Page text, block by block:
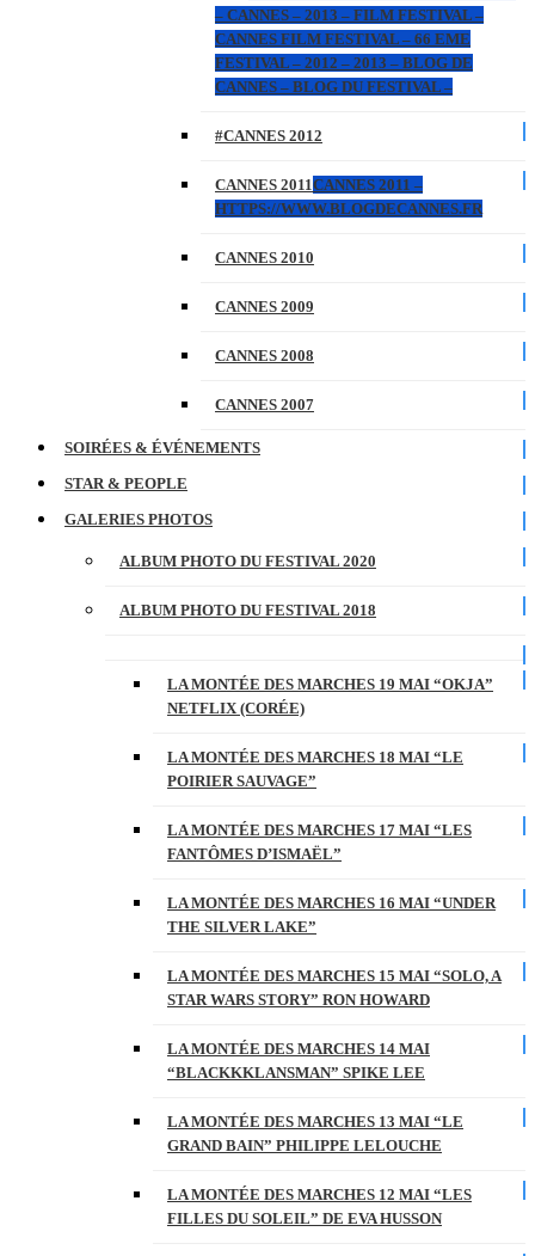
– CANNES – 2013 – FILM FESTIVAL –
CANNES FILM FESTIVAL – 66 EME
FESTIVAL – 2012 – 2013 – BLOG DE
CANNES – BLOG DU FESTIVAL –
#CANNES 2012
CANNES 2011CANNES 2011 –
HTTPS://WWW.BLOGDECANNES.FR
CANNES 2010
CANNES 2009
CANNES 2008
CANNES 2007
SOIRÉES & ÉVÉNEMENTS
STAR & PEOPLE
GALERIES PHOTOS
ALBUM PHOTO DU FESTIVAL 2020
ALBUM PHOTO DU FESTIVAL 2018
LA MONTÉE DES MARCHES 19 MAI “OKJA”
NETFLIX (CORÉE)
LA MONTÉE DES MARCHES 18 MAI “LE
POIRIER SAUVAGE”
LA MONTÉE DES MARCHES 17 MAI “LES
FANTÔMES D’ISMAËL”
LA MONTÉE DES MARCHES 16 MAI “UNDER
THE SILVER LAKE”
LA MONTÉE DES MARCHES 15 MAI “SOLO, A
STAR WARS STORY” RON HOWARD
LA MONTÉE DES MARCHES 14 MAI
“BLACKKKLANSMAN” SPIKE LEE
LA MONTÉE DES MARCHES 13 MAI “LE
GRAND BAIN” PHILIPPE LELOUCHE
LA MONTÉE DES MARCHES 12 MAI “LES
FILLES DU SOLEIL” DE EVA HUSSON